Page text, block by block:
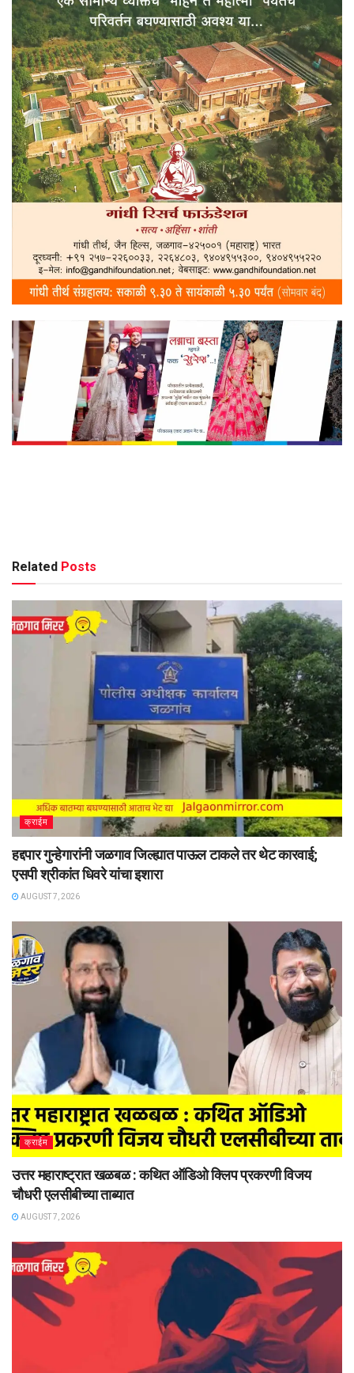
Related Posts
क्राईम
हद्दपार गुन्हेगारांनी जळगाव जिल्ह्यात पाऊल टाकले तर थेट कारवाई;
एसपी श्रीकांत धिवरे यांचा इशारा
AUGUST 7, 2026
क्राईम
उत्तर महाराष्ट्रात खळबळ : कथित ऑडिओ क्लिप प्रकरणी विजय
चौधरी एलसीबीच्या ताब्यात
AUGUST 7, 2026